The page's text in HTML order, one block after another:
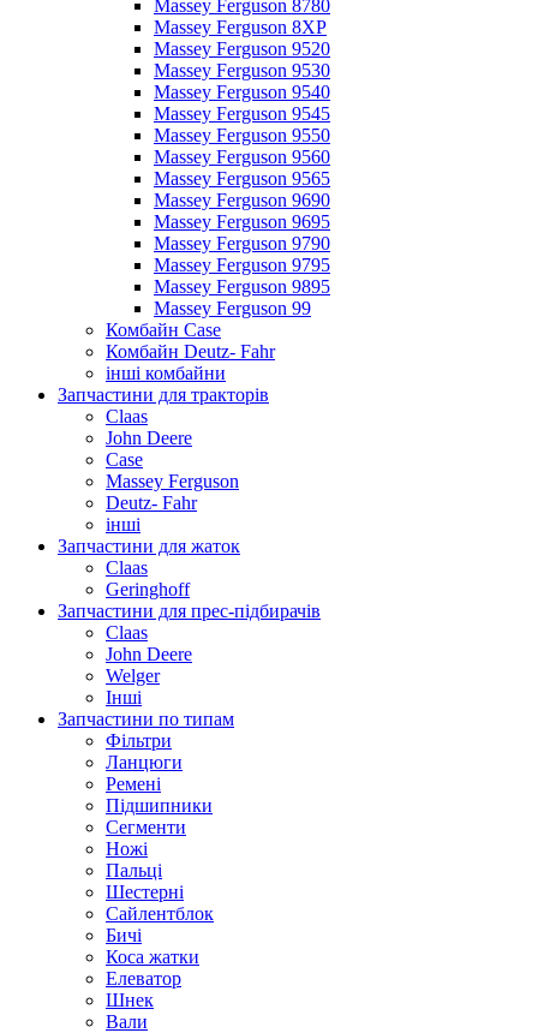
Massey Ferguson 8780
Massey Ferguson 8XP
Massey Ferguson 9520
Massey Ferguson 9530
Massey Ferguson 9540
Massey Ferguson 9545
Massey Ferguson 9550
Massey Ferguson 9560
Massey Ferguson 9565
Massey Ferguson 9690
Massey Ferguson 9695
Massey Ferguson 9790
Massey Ferguson 9795
Massey Ferguson 9895
Massey Ferguson 99
Комбайн Case
Комбайн Deutz- Fahr
інші комбайни
Запчастини для тракторів
Claas
John Deere
Case
Massey Ferguson
Deutz- Fahr
інші
Запчастини для жаток
Claas
Geringhoff
Запчастини для прес-підбирачів
Claas
John Deere
Welger
Інші
Запчастини по типам
Фільтри
Ланцюги
Ремені
Підшипники
Сегменти
Ножі
Пальці
Шестерні
Сайлентблок
Бичі
Коса жатки
Елеватор
Шнек
Вали